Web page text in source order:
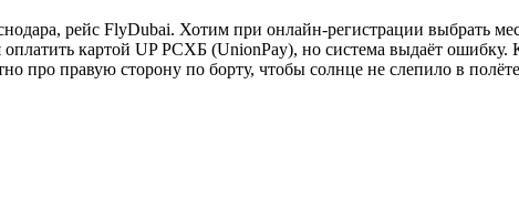
рейс FlyDubai. Хотим при онлайн-регистрации выбрать
картой UP РСХБ (UnionPay), но система выдаёт
про правую сторону по борту, чтобы солнце не слепило в